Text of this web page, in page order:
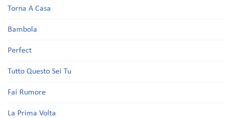
Torna A Casa
Bambola
Perfect
Tutto Questo Sei Tu
Fai Rumore
La Prima Volta